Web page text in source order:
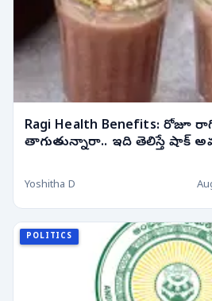
Ragi Health Benefits: రోజూ రాగి జావ
తాగుతున్నారా.. ఇది తెలిస్తే షాక్
Yoshitha D
POLITICS